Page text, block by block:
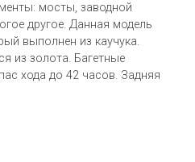
мосты, заводной
другое. Данная модель
выполнен из каучука.
из золота. Багетные
хода до 42 часов. Задняя